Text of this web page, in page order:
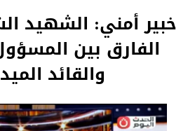
خبير أمني: الشهيد
الفارق بين
والقائد